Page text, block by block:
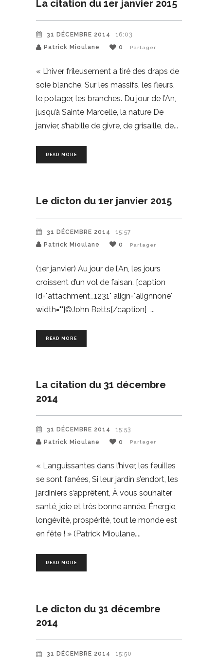
La citation du 1er janvier 2015
31 DÉCEMBRE 2014
16:03
Patrick Mioulane
0 Partager
« L’hiver frileusement a tiré des draps de
soie blanche, Sur les massifs, les fleurs,
le potager, les branches. Du jour de l’An,
jusqu’à Sainte Marcelle, la nature De
janvier, s’habille de givre, de grisaille, de
READ MORE
Le dicton du 1er janvier 2015
31 DÉCEMBRE 2014
15:57
Patrick Mioulane
0 Partager
(1er janvier) Au jour de l’An, les jours
croissent d’un vol de faisan. [caption
id="attachment_1231" align="alignnone"
width=""]©John Betts[/caption]
READ MORE
La citation du 31 décembre
2014
31 DÉCEMBRE 2014
15:53
Patrick Mioulane
0 Partager
« Languissantes dans l’hiver, les feuilles
se sont fanées, Si leur jardin s’endort, les
jardiniers s’apprêtent, À vous souhaiter
santé, joie et très bonne année. Énergie,
longévité, prospérité, tout le monde est
en fête ! » (Patrick Mioulane.
READ MORE
Le dicton du 31 décembre
2014
31 DÉCEMBRE 2014 15:50